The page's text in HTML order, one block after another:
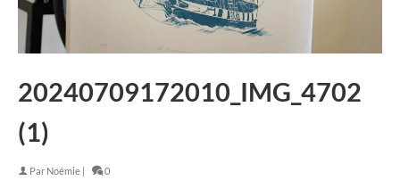
20240709172010_IMG_4702
(1)
Par Noémie | 0